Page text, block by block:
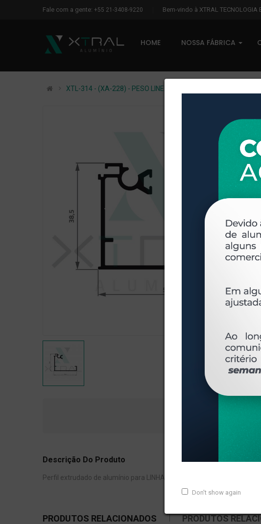
Fale com a gente: +55 21-3408-9220 Bem-vindo à XTRAL TECNOLOGIA
HOME NOSSA FÁBRICA
Don't show again
XTL-314 - (XA-228) - PESO LINEAR: 0,57kg/m
Descrição Do Produto
Perfil extrudado de alumínio para LINHA XTRAL A, com peso linear de
PRODUTOS RELACIONADOS PRODUTOS